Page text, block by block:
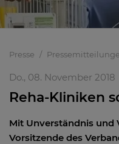
Presse
Do., 08. November 2018
Reha-Kliniken
Mit Unverständnis und
Vorsitzende des